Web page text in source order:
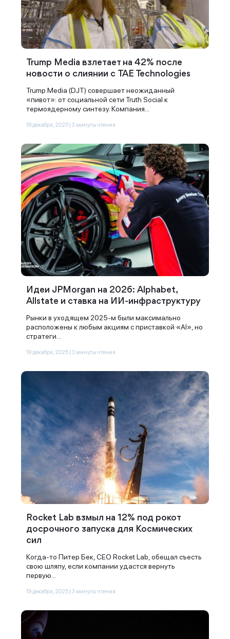
Trump Media взлетает на 42% после
новости о слиянии с TAE Technologies
Trump Media (DJT) совершает неожиданный
«пивот»: от социальной сети Truth Social к
термоядерному синтезу. Компания...
19 декабря, 2025 | 3 минуты чтения
Идеи JPMorgan на 2026: Alphabet,
Allstate и ставка на ИИ-инфраструктуру
Рынки в уходящем 2025-м были максимально
расположены к любым акциям с приставкой «AI», но
стратеги...
19 декабря, 2025 | 3 минуты чтения
Rocket Lab взмыл на 12% под рокот
досрочного запуска для Космических
сил
Когда-то Питер Бек, CEO Rocket Lab, обещал съесть
свою шляпу, если компании удастся вернуть
первую...
19 декабря, 2025 | 3 минуты чтения
Спасибо за заявку
Наши консультанты свяжутся с
вами в ближайшее время